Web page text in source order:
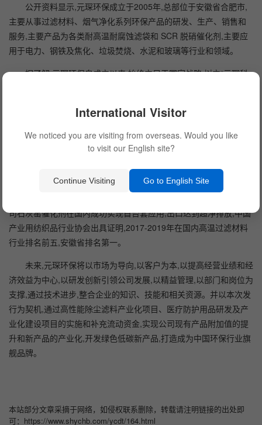
公开资料显示,元琛环保成立于2005年,总部位于安徽省合肥市,
主要从事过滤材料、烟气净化系列环保产品的研发、生产、销售和
服务,主要产品为各类耐高温耐腐蚀滤袋和 SCR 脱硝催化剂,主要应
用于电力、钢铁及焦化、垃圾焚烧、水泥和玻璃等行业和领域。
据了解,元琛环保自成立以来,始终立足于国家战略,树立“元琛科
新 产品创新 理念创新”,积极参与全球市场竞争,抢占国内外节能环保
新产品、新技术、新材料制高点,成为过滤材料、烟气净化领域的创
新者、推广者、整合者、领导者。
经过多年的经营管理成效,元琛环保赢得了客户和同行的广泛认
可。截至目前,元琛环保滤袋产品已成功应用于国内电力公司多台装
司石灰窑催化剂在国内成功实现首台套应用,出口达到超净排放;中国
产业用纺织品行业协会出具证明,2017-2019年在国内高温过滤材料
行业排名前五,安徽省排名第一。
未来,元琛环保将以市场为导向,以客户为本,以提高经营业绩和经
济效益为中心,以研发创新引领公司发展,以精益管理,以部门和岗位为
支撑,通过技术进步,整合企业的知识、技能和相关资源。并以本次发
行为契机,通过高性能除尘滤料产业化项目、医疗防护用品研发及产
业化建设项目的实施和补充流动资金,实现公司现有产品附加值的提
升和新产品的产业化,开发绿色低碳新产品,打造成为中国环保行业旗
舰品牌。
本站部分文章采摘于网络，如侵权联系删除，转载请注明链接的出处即
可：https://www.shychb.com/ycdt/164.html
International Visitor
We noticed you are visiting from overseas. Would you like
to visit our English site?
Continue Visiting Go to English Site